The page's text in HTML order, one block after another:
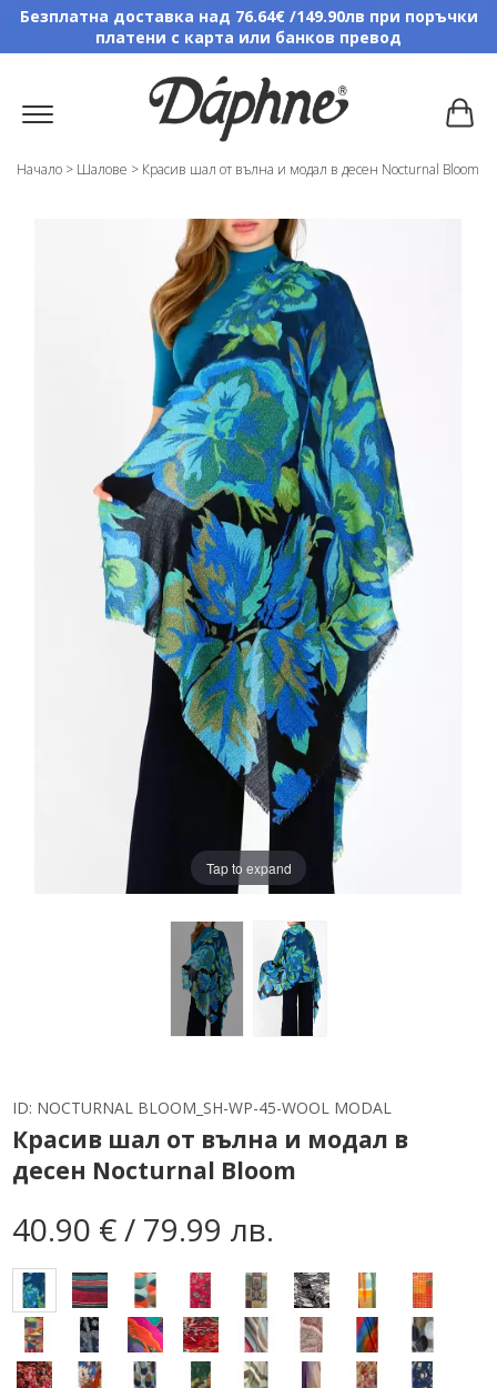
Безплатна доставка над 76.64€ /149.90лв при поръчки
платени с карта или банков превод
Начало > Шалове > Красив шал от вълна и модал в десен Nocturnal Bloom
Tap to expand
ID: NOCTURNAL BLOOM_SH-WP-45-WOOL MODAL
Красив шал от вълна и модал в
десен Nocturnal Bloom
40.90 € / 79.99 лв.